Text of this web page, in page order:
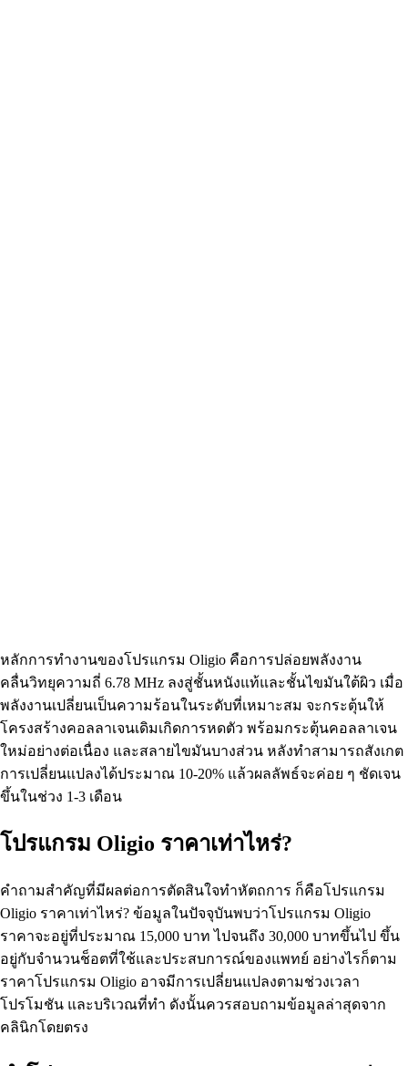
หลักการทำงานของโปรแกรม Oligio คือการปล่อยพลังงาน
คลื่นวิทยุความถี่ 6.78 MHz ลงสู่ชั้นหนังแท้และชั้นไขมันใต้ผิว เมื่อ
พลังงานเปลี่ยนเป็นความร้อนในระดับที่เหมาะสม จะกระตุ้นให้
โครงสร้างคอลลาเจนเดิมเกิดการหดตัว พร้อมกระตุ้นคอลลาเจน
ใหม่อย่างต่อเนื่อง และสลายไขมันบางส่วน หลังทำสามารถสังเกต
การเปลี่ยนแปลงได้ประมาณ 10-20% แล้วผลลัพธ์จะค่อย ๆ ชัดเจน
ขึ้นในช่วง 1-3 เดือน
โปรแกรม Oligio ราคาเท่าไหร่?
คำถามสำคัญที่มีผลต่อการตัดสินใจทำหัตถการ ก็คือโปรแกรม
Oligio ราคาเท่าไหร่? ข้อมูลในปัจจุบันพบว่าโปรแกรม Oligio
ราคาจะอยู่ที่ประมาณ 15,000 บาท ไปจนถึง 30,000 บาทขึ้นไป ขึ้น
อยู่กับจำนวนช็อตที่ใช้และประสบการณ์ของแพทย์ อย่างไรก็ตาม
ราคาโปรแกรม Oligio อาจมีการเปลี่ยนแปลงตามช่วงเวลา
โปรโมชัน และบริเวณที่ทำ ดังนั้นควรสอบถามข้อมูลล่าสุดจาก
คลินิกโดยตรง